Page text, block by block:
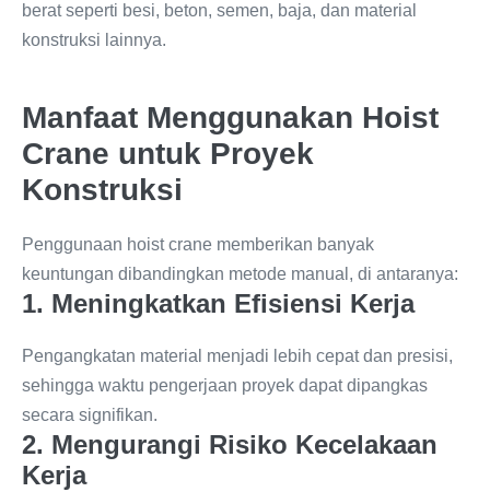
berat seperti besi, beton, semen, baja, dan material
konstruksi lainnya.
Manfaat Menggunakan Hoist
Crane untuk Proyek
Konstruksi
Penggunaan hoist crane memberikan banyak
keuntungan dibandingkan metode manual, di antaranya:
1. Meningkatkan Efisiensi Kerja
Pengangkatan material menjadi lebih cepat dan presisi,
sehingga waktu pengerjaan proyek dapat dipangkas
secara signifikan.
2. Mengurangi Risiko Kecelakaan
Kerja